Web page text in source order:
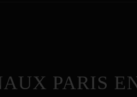
PARIS